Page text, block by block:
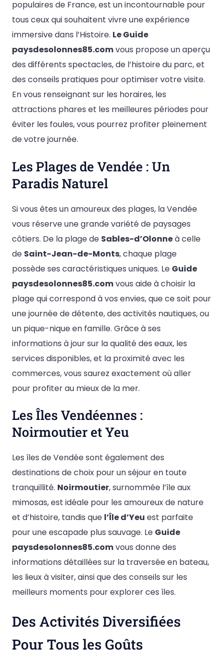
populaires de France, est un incontournable pour
tous ceux qui souhaitent vivre une expérience
immersive dans l’Histoire. Le Guide
paysdesolonnes85.comvous propose un aperçu
des différents spectacles, de l’histoire du parc, et
des conseils pratiques pour optimiser votre visite.
En vous renseignant sur les horaires, les
attractions phares et les meilleures périodes pour
éviter les foules, vous pourrez profiter pleinement
de votre journée.
Les Plages de Vendée : Un
Paradis Naturel
Si vous êtes un amoureux des plages, la Vendée
vous réserve une grande variété de paysages
côtiers. De la plage de Sables-d’Olonneà celle
de Saint-Jean-de-Monts, chaque plage
possède ses caractéristiques uniques. Le Guide
paysdesolonnes85.comvous aide à choisir la
plage qui correspond à vos envies, que ce soit pour
une journée de détente, des activités nautiques, ou
un pique-nique en famille. Grâce à ses
informations à jour sur la qualité des eaux, les
services disponibles, et la proximité avec les
commerces, vous saurez exactement où aller
pour profiter au mieux de la mer.
Les Îles Vendéennes :
Noirmoutier et Yeu
Les îles de Vendée sont également des
destinations de choix pour un séjour en toute
tranquillité. Noirmoutier, surnommée l’île aux
mimosas, est idéale pour les amoureux de nature
et d’histoire, tandis que l’Île d’Yeu est parfaite
pour une escapade plus sauvage. Le Guide
paysdesolonnes85.comvous donne des
informations détaillées sur la traversée en bateau,
les lieux à visiter, ainsi que des conseils sur les
meilleurs moments pour explorer ces îles.
Des Activités Diversifiées
Pour Tous les Goûts